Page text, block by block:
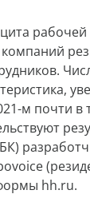
м почти в
hh.ru.